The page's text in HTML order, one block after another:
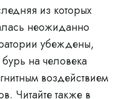
из которых
неожиданно
убеждены,
бурь на человека
воздействием
Читайте также в